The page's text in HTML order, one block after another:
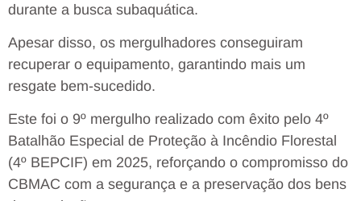
durante a busca subaquática.
Apesar disso, os mergulhadores conseguiram
recuperar o equipamento, garantindo mais um
resgate bem-sucedido.
Este foi o 9º mergulho realizado com êxito pelo 4º
Batalhão Especial de Proteção à Incêndio Florestal
(4º BEPCIF) em 2025, reforçando o compromisso do
CBMAC com a segurança e a preservação dos bens